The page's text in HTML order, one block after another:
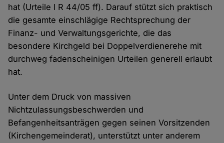
hat (Urteile I R 44/05 ff). Darauf stützt sich praktisch
die gesamte einschlägige Rechtsprechung der
Finanz- und Verwaltungsgerichte, die das
besondere Kirchgeld bei Doppelverdienerehe mit
durchweg fadenscheinigen Urteilen generell erlaubt
hat.
Unter dem Druck von massiven
Nichtzulassungsbeschwerden und
Befangenheitsanträgen gegen seinen Vorsitzenden
(Kirchengemeinderat), unterstützt unter anderem